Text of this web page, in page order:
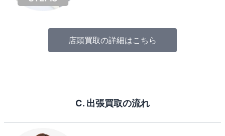
店頭買取の詳細はこちら
C. 出張買取の流れ